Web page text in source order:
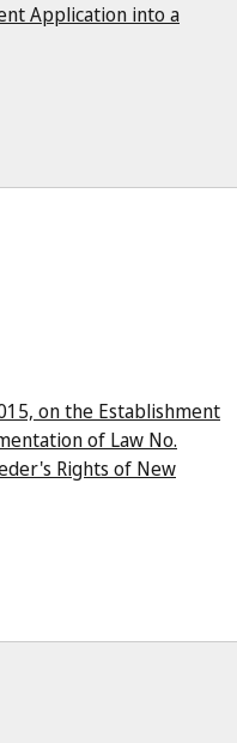
Application into a
on the Establishment
of Law No.
Rights of New